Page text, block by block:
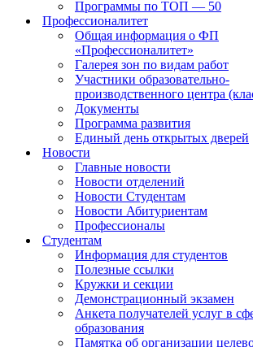
Программы по ТОП — 50
Профессионалитет
Общая информация о ФП
«Профессионалитет»
Галерея зон по видам работ
Участники образовательно-
производственного центра
Документы
Программа развития
Единый день открытых дверей
Новости
Главные новости
Новости отделений
Новости Студентам
Новости Абитуриентам
Профессионалы
Студентам
Информация для студентов
Полезные ссылки
Кружки и секции
Демонстрационный экзамен
Анкета получателей услуг в
образования
Памятка об организации